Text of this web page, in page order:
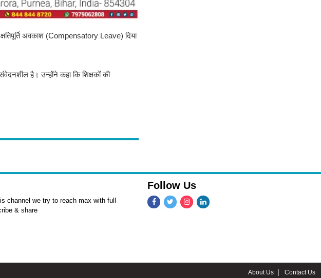
अवकाश (Compensatory Leave) दिया
है। उन्होंने कहा कि शिक्षकों की
channel we try to reach max with full
& share
Follow Us
About Us Contact Us